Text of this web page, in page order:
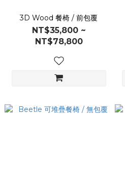
3D Wood 餐椅 / 前包覆
NT$35,800 ~
NT$78,800